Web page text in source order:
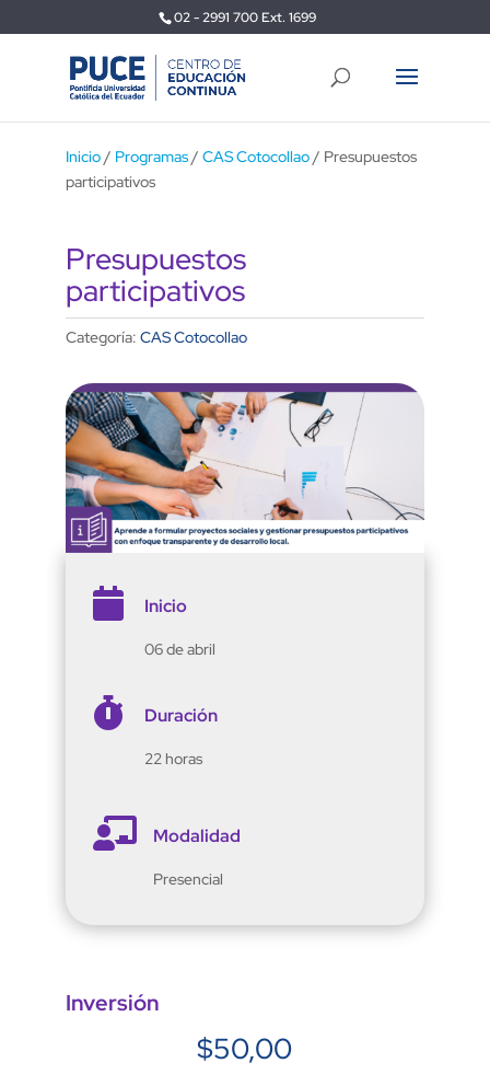
02 - 2991 700 Ext. 1699
Inicio/ Programas/ CAS Cotocollao/ Presupuestos
participativos
Presupuestos
participativos
Categoría: CAS Cotocollao
 Inicio
06 de abril
 Duración
22 horas
 Modalidad
Presencial
Inversión
$50,00